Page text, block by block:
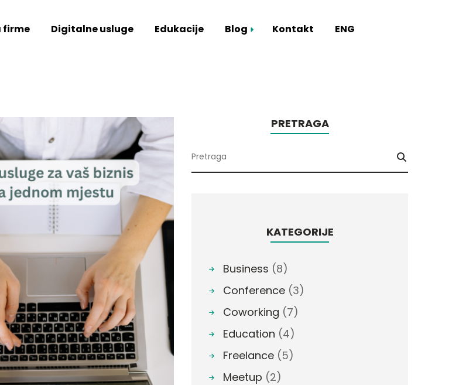
firme Digitalne usluge Edukacije Blog Kontakt ENG
PRETRAGA
KATEGORIJE
Business (8)
Conference (3)
Coworking (7)
Education (4)
Freelance (5)
Meetup (2)